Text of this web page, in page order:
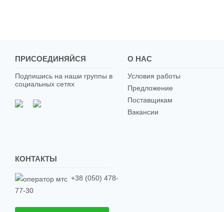
ПРИСОЕДИНЯЙСЯ
Подпишись на наши группы в
социальных сетях
О НАС
Условия работы
Предложение
Поставщикам
Вакансии
КОНТАКТЫ
+38 (050) 478-
77-30